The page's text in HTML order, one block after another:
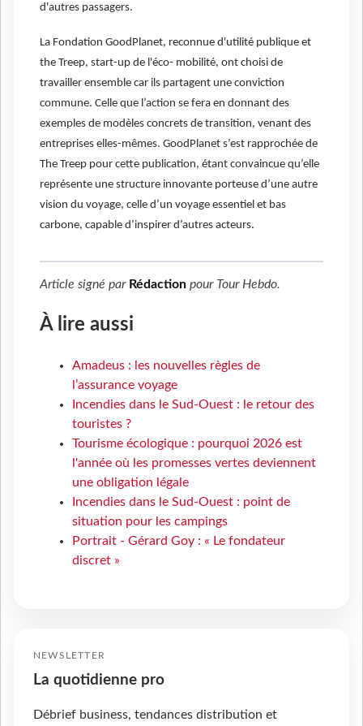
d'autres passagers.
La Fondation GoodPlanet, reconnue d'utilité publique et
the Treep, start-up de l'éco- mobilité, ont choisi de
travailler ensemble car ils partagent une conviction
commune. Celle que l’action se fera en donnant des
exemples de modèles concrets de transition, venant des
entreprises elles-mêmes. GoodPlanet s’est rapprochée de
The Treep pour cette publication, étant convaincue qu’elle
représente une structure innovante porteuse d’une autre
vision du voyage, celle d’un voyage essentiel et bas
carbone, capable d’inspirer d’autres acteurs.
Article signé par Rédaction pour Tour Hebdo.
À lire aussi
Amadeus : les nouvelles règles de
l’assurance voyage
Incendies dans le Sud-Ouest : le retour des
touristes ?
Tourisme écologique : pourquoi 2026 est
l'année où les promesses vertes deviennent
une obligation légale
Incendies dans le Sud-Ouest : point de
situation pour les campings
Portrait - Gérard Goy : « Le fondateur
discret »
NEWSLETTER
La quotidienne pro
Débrief business, tendances distribution et